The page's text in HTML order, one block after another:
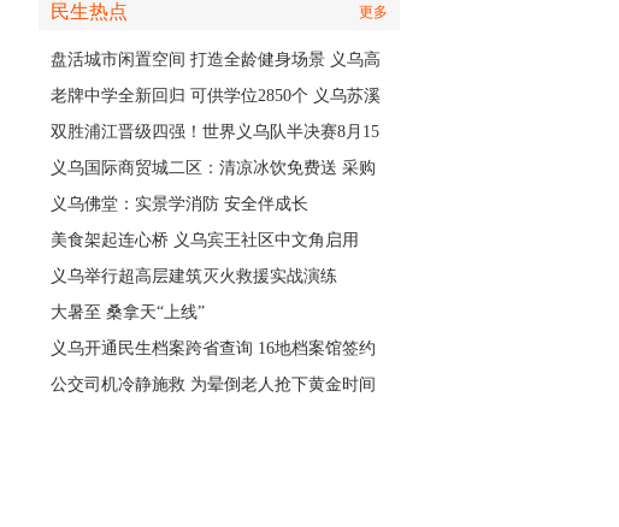
民生热点 更多
盘活城市闲置空间 打造全龄健身场景 义乌高
质量落地省级文体民生实事
老牌中学全新回归 可供学位2850个 义乌苏溪
中学9月投用
双胜浦江晋级四强！世界义乌队半决赛8月15
日主场开打
义乌国际商贸城二区：清凉冰饮免费送 采购
商可就近领取
义乌佛堂：实景学消防 安全伴成长
美食架起连心桥 义乌宾王社区中文角启用
义乌举行超高层建筑灭火救援实战演练
大暑至 桑拿天“上线”
义乌开通民生档案跨省查询 16地档案馆签约
合作
公交司机冷静施救 为晕倒老人抢下黄金时间